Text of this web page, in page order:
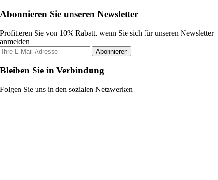
Abonnieren Sie unseren Newsletter
Profitieren Sie von 10% Rabatt, wenn Sie sich für unseren Newsletter
anmelden
Abonnieren
Bleiben Sie in Verbindung
Folgen Sie uns in den sozialen Netzwerken